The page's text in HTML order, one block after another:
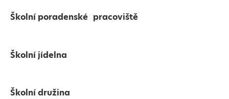
Školní poradenské pracoviště
Školní jídelna
Školní družina